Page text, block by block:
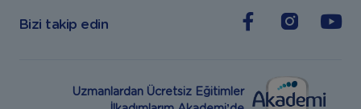
Bizi takip edin
Uzmanlardan Ücretsiz Eğitimler